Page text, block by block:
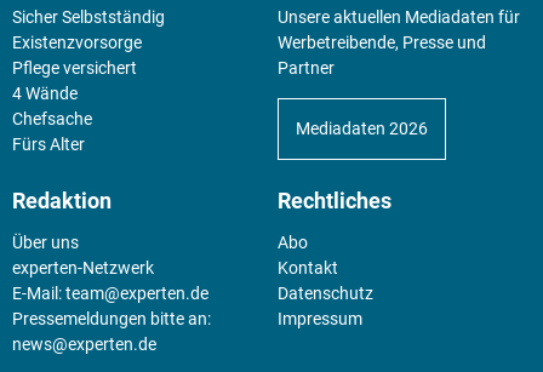
Sicher Selbstständig
Existenz­vorsorge
Pflege versichert
4 Wände
Chefsache
Fürs Alter
Unsere aktuellen Mediadaten für
Werbetreibende, Presse und
Partner
Mediadaten 2026
Redaktion
Über uns
experten-Netzwerk
E-Mail:team@experten.de
Pressemeldungen bitte an:
news@experten.de
Rechtliches
Abo
Kontakt
Datenschutz
Impressum